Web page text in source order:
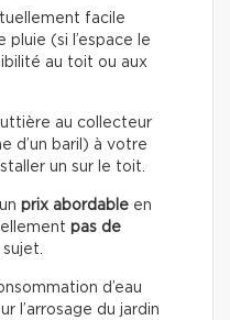
facile
pluie (si l’espace le
au toit ou aux
au collecteur
d’un baril) à votre
un sur le toit.
prix abordable en
pas de
d’eau
l’arrosage du jardin